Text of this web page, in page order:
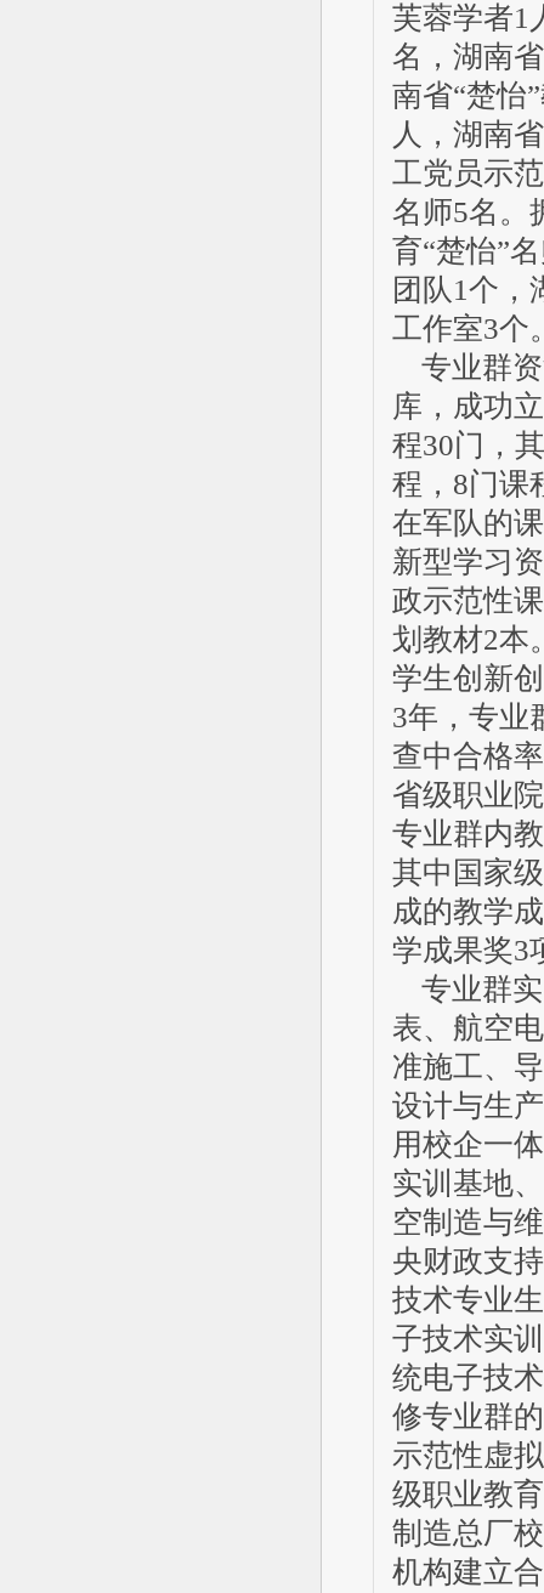
芙蓉学者1
名，湖南
南省“楚怡
人，湖南
工党员示
名师5名。
育“楚怡”
团队1个，
工作室3个
专业群
库，成功
程30门，
程，8门课
在军队的
新型学习
政示范性
划教材2本
学生创新
3年，专业
查中合格
省级职业
专业群内
其中国家
成的教学
学成果奖3
专业群
表、航空
准施工、
设计与生
用校企一
实训基地
空制造与
央财政支
技术专业
子技术实
统电子技
修专业群
示范性虚
级职业教
制造总厂
机构建立